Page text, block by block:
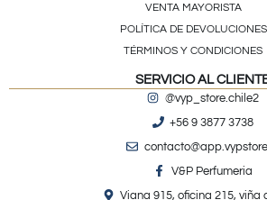
VENTA MAYORISTA
POLÍTICA DE DEVOLUCIONES
TÉRMINOS Y CONDICIONES
SERVICIO AL
@vyp_store.chile2
+56 9 3877 3738
V&P Perfumeria
Viana 915, oficina 215, viña